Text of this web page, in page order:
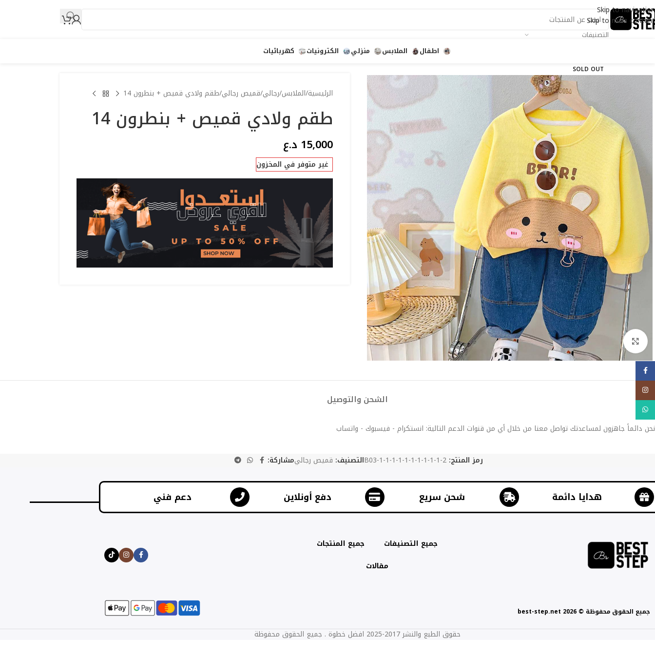
Skip to navigation
Skip to main content
التصنيفات
اطفال
الملابس منزلي الكترونيات كهربائيات
SOLD OUT
Click to enlarge
الرئيسية الملابسرجاليقميص رجاليطقم ولادي قميص + بنطرون 14
طقم ولادي قميص + بنطرون 14
15,000 د.ع
غير متوفر في المخزون
الشحن والتوصيل
نحن دائماً جاهزون لمساعدتك تواصل معنا من خلال أي من قنوات الدعم التالية: انستكرام - فيسبوك - واتساب
رمز المنتج: B03-1-1-1-1-1-1-1-1-1-1-2التصنيف: قميص رجاليمشاركة:
هدايا دائمة شحن سريع دفع أونلاين دعم فني
جميع التصنيفات
جميع المنتجات
مقالات
جميع الحقوق محفوظة © best-step.net 2026
حقوق الطبع والنشر 2017-2025 افضل خطوة . جميع الحقوق محفوظة